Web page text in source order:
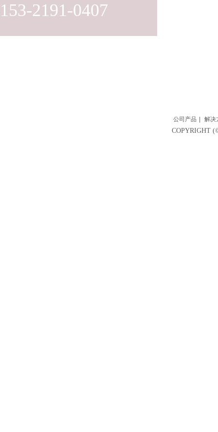
153-2191-0407
公司产品 解决
COPYRIGHT